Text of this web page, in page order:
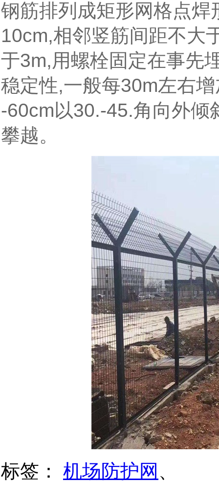
钢筋排列成矩形网格点
10cm,相邻竖筋间距不大
于3m,用螺栓固定在事先
稳定性,一般每30m左右
-60cm以30.-45.角向外倾
攀越。
标签： 机场防护网 、